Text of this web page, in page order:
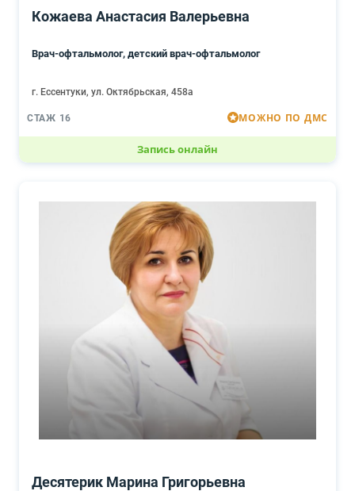
Кожаева Анастасия Валерьевна
Врач-офтальмолог, детский врач-офтальмолог
г. Ессентуки, ул. Октябрьская, 458а
СТАЖ 16 МОЖНО ПО ДМС
Запись онлайн
Десятерик Марина Григорьевна